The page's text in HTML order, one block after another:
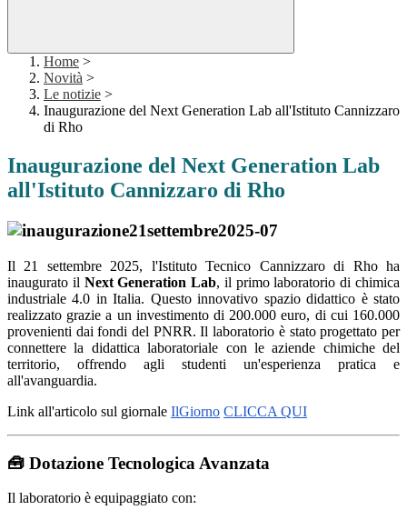
Home >
Novità >
Le notizie >
Inaugurazione del Next Generation Lab all'Istituto Cannizzaro
di Rho
Inaugurazione del Next Generation Lab
all'Istituto Cannizzaro di Rho
Il 21 settembre 2025, l'Istituto Tecnico Cannizzaro di Rho ha
inaugurato il Next Generation Lab, il primo laboratorio di chimica
industriale 4.0 in Italia. Questo innovativo spazio didattico è stato
realizzato grazie a un investimento di 200.000 euro, di cui 160.000
provenienti dai fondi del PNRR. Il laboratorio è stato progettato per
connettere la didattica laboratoriale con le aziende chimiche del
territorio, offrendo agli studenti un'esperienza pratica e
all'avanguardia.
Link all'articolo sul giornale IlGiorno CLICCA QUI
🧰 Dotazione Tecnologica Avanzata
Il laboratorio è equipaggiato con: